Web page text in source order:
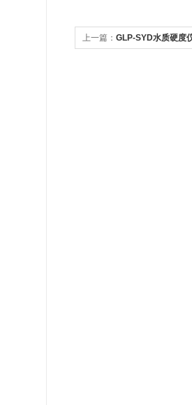
上一篇： GLP-SYD水质硬度